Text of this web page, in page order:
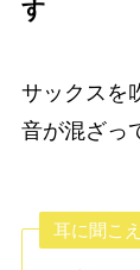
す
サックスを
音が混ざっ
耳に聞こ